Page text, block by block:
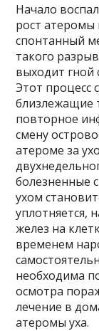
Начало
рост атеромы
спонтанный
такого
выходит гной
Этот процесс
близлежащие
повторное
смену
атероме за
болезненные
ухом
уплотняется,
желез на
временем
необходима
осмотра
лечение в
атеромы уха.